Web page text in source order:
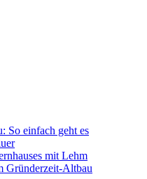
So einfach geht es
mit Lehm
Gründerzeit-Altbau